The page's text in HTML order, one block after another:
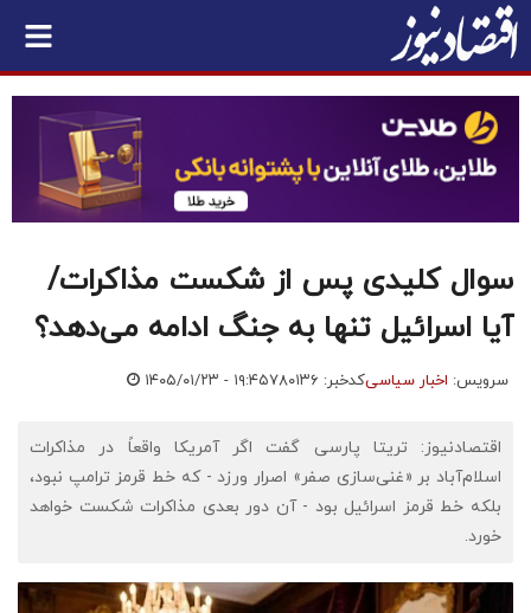
سوال کلیدی پس از شکست مذاکرات/
آیا اسرائیل تنها به جنگ ادامه می‌دهد؟
سرویس: اخبار سیاسیکدخبر: ۷۸۰۱۳۶ ۱۴۰۵/۰۱/۲۳ - ۱۹:۴۵
اقتصادنیوز: تریتا پارسی گفت اگر آمریکا واقعاً در مذاکرات
اسلام‌آباد بر «غنی‌سازی صفر» اصرار ورزد - که خط قرمز ترامپ نبود،
بلکه خط قرمز اسرائیل بود - آن دور بعدی مذاکرات شکست خواهد
خورد.